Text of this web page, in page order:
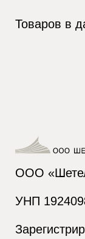
Товаров в
ООО
УНП